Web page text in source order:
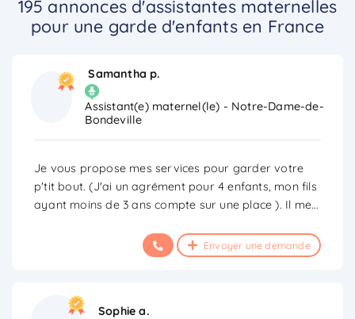
195 annonces d'assistantes maternelles
pour une garde d'enfants en France
Samantha p.
Assistant(e) maternel(le) - Notre-Dame-de-
Bondeville
Je vous propose mes services pour garder votre
p'tit bout. (J'ai un agrément pour 4 enfants, mon fils
ayant moins de 3 ans compte sur une place ). Il me...
Envoyer une demande
Sophie a.